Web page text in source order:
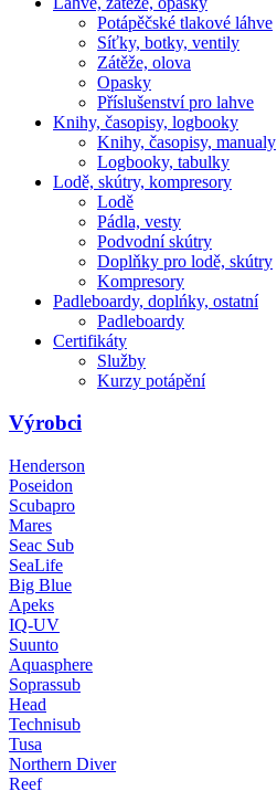
Potápěčské tlakové láhve
Síťky, botky, ventily
Zátěže, olova
Opasky
Příslušenství pro lahve
Knihy, časopisy, logbooky
Knihy, časopisy, manualy
Logbooky, tabulky
Lodě, skútry, kompresory
Lodě
Pádla, vesty
Podvodní skútry
Doplňky pro lodě, skútry
Kompresory
Padleboardy, doplńky, ostatní
Padleboardy
Certifikáty
Služby
Kurzy potápění
Výrobci
Henderson
Poseidon
Scubapro
Mares
Seac Sub
SeaLife
Big Blue
Apeks
IQ-UV
Suunto
Aquasphere
Soprassub
Head
Technisub
Tusa
Northern Diver
Reef